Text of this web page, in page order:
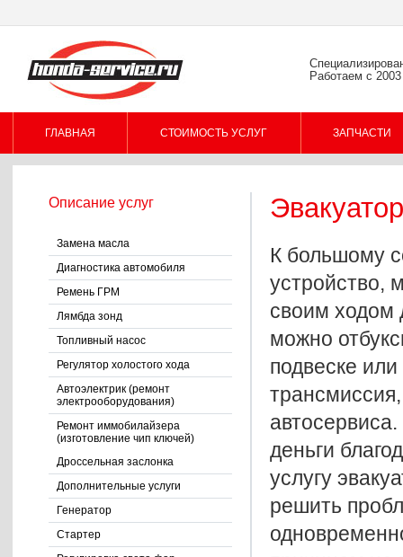
Работаем с 2003
ГЛАВНАЯ СТОИМОСТЬ УСЛУГ ЗАПЧАСТИ
Описание услуг
Замена масла
Диагностика автомобиля
Ремень ГРМ
Лямбда зонд
Топливный насос
Регулятор холостого хода
Автоэлектрик (ремонт
электрооборудования)
Ремонт иммобилайзера
(изготовление чип ключей)
Дроссельная заслонка
Дополнительные услуги
Генератор
Стартер
К большому
устройство,
своим ходом
можно
подвеске
деньги
услугу
решить